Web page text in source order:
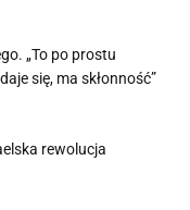
„To po prostu
się, ma skłonność”
rewolucja